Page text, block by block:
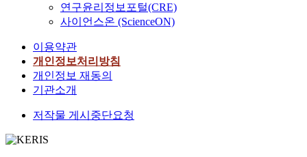
연구윤리정보포털(CRE)
사이언스온 (ScienceON)
이용약관
개인정보처리방침
개인정보 재동의
기관소개
저작물 게시중단요청